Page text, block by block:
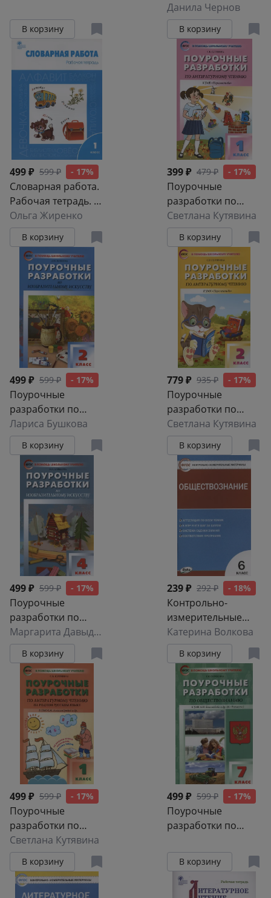
класс. К УМК под
ред. А.В. Торкунова
В корзину
всеобщей истории.
История Нового
времени. 7 класс. К
УМК А.А. Вигасона -
О.С. Сороко-Цюпы
Данила Чернов
В корзину
499 ₽ 599 ₽ - 17%
Словарная работа.
Рабочая тетрадь. 1
класс
Ольга Жиренко
В корзину
399 ₽ 479 ₽ - 17%
Поурочные
разработки по
литературному
чтению. 1 класс. К
УМК Л.Ф.
Климановой и др.
("Перспектива").
Пособие для
учителя
Светлана Кутявина
В корзину
499 ₽ 599 ₽ - 17%
Поурочные
разработки по
изобразительному
искусству. 2 класс.
По программе Б.М.
Неменского
"Изобразительное
искусство и
художественный
труд" (М.:
Просвещение).
Пособие для
учителя
Лариса Бушкова
В корзину
779 ₽ 935 ₽ - 17%
Поурочные
разработки по
литературному
чтению. 2 класс. К
УМК Л.Ф.
Климановой и др.
("Перспектива").
учителя
Светлана Кутявина
В корзину
499 ₽ 599 ₽ - 17%
Поурочные
разработки по
изобразительному
искусству. 4 класс.
По программе Б.М.
Неменского
"Изобразительное
искусство и
художественный
труд" (М.:
Просвещение).
Пособие для
учителя
Маргарита Давыдова
В корзину
239 ₽ 292 ₽ - 18%
Контрольно-
измерительные
материалы.
Обществознание. 6
класс
Катерина Волкова
В корзину
499 ₽ 599 ₽ - 17%
Поурочные
разработки по
литературному
чтению на родном
русском языке. 1
класс: пособие для
Светлана Кутявина
В корзину
499 ₽ 599 ₽ - 17%
Поурочные
разработки по
класс: пособие для
учителя
В корзину